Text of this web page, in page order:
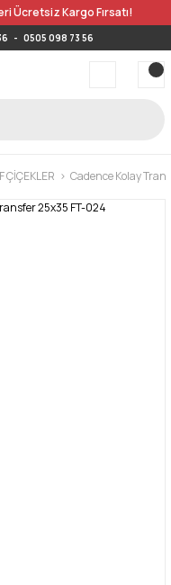
Ücretsiz Kargo Fırsatı!
- 0505 098 73 56
ÇİÇEKLER Cadence Kolay